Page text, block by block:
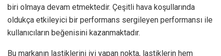
biri olmaya devam etmektedir. Çeşitli hava koşullarında
oldukça etkileyici bir performans sergileyen performansı ile
kullanıcıların beğenisini kazanmaktadır.
Bu markanın lastiklerini iyi yapan nokta, lastiklerin hem